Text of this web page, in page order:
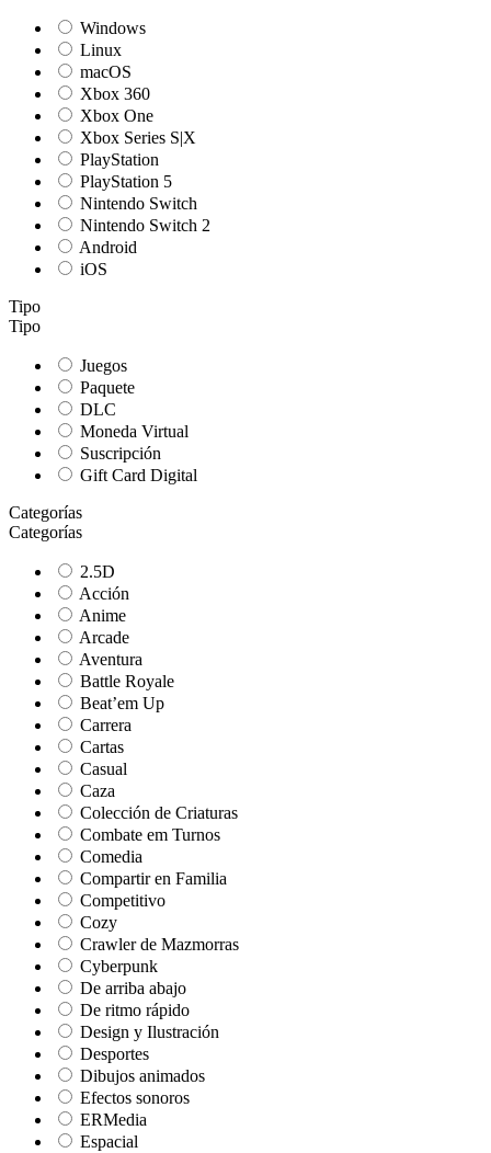
Windows
Linux
macOS
Xbox 360
Xbox One
Xbox Series S|X
PlayStation
PlayStation 5
Nintendo Switch
Nintendo Switch 2
Android
iOS
Tipo
Tipo
Juegos
Paquete
DLC
Moneda Virtual
Suscripción
Gift Card Digital
Categorías
Categorías
2.5D
Acción
Anime
Arcade
Aventura
Battle Royale
Beat’em Up
Carrera
Cartas
Casual
Caza
Colección de Criaturas
Combate em Turnos
Comedia
Compartir en Familia
Competitivo
Cozy
Crawler de Mazmorras
Cyberpunk
De arriba abajo
De ritmo rápido
Design y Ilustración
Desportes
Dibujos animados
Efectos sonoros
ERMedia
Espacial